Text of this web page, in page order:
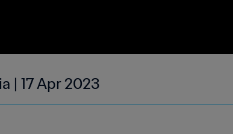
| 17 Apr 2023